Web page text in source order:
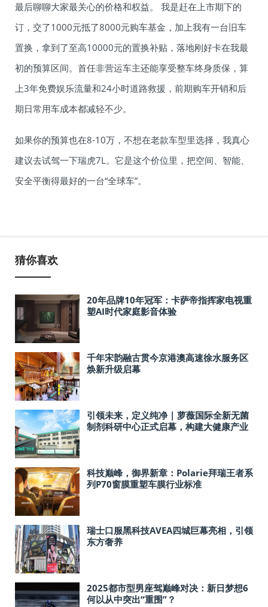
最后聊聊大家最关心的价格和权益。 我是赶在上市期下的
订，交了1000元抵了8000元购车基金，加上我有一台旧车
置换，拿到了至高10000元的置换补贴，落地刚好卡在我最
初的预算区间。首任非营运车主还能享受整车终身质保，算
上3年免费娱乐流量和24小时道路救援，前期购车开销和后
期日常用车成本都减轻不少。
如果你的预算也在8-10万，不想在老款车型里选择，我真心
建议去试驾一下瑞虎7L。它是这个价位里，把空间、智能、
安全平衡得最好的一台“全球车”。
猜你喜欢
20年品牌10年冠军：卡萨帝指挥家电视重
塑AI时代家庭影音体验
千年宋韵融古贯今京港澳高速徐水服务区
焕新升级启幕
引领未来，定义纯净 | 萝薇国际全新无菌
制剂科研中心正式启幕，构建大健康产业
科技巅峰，御界新章：Polarie拜瑞王者系
列P70窗膜重塑车膜行业标准
瑞士口服黑科技AVEA四城巨幕亮相，引领
东方奢养
2025都市型男座驾巅峰对决：新日梦想6
何以从中突出“重围”？